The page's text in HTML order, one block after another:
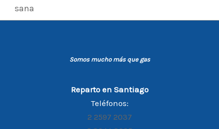
sana
Somos mucho más que gas
Reparto en Santiago
Teléfonos:
2 2597 2037